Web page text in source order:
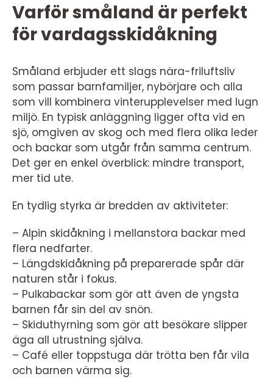
Varför småland är perfekt
för vardagsskidåkning
Småland erbjuder ett slags nära-friluftsliv
som passar barnfamiljer, nybörjare och alla
som vill kombinera vinterupplevelser med lugn
miljö. En typisk anläggning ligger ofta vid en
sjö, omgiven av skog och med flera olika leder
och backar som utgår från samma centrum.
Det ger en enkel överblick: mindre transport,
mer tid ute.
En tydlig styrka är bredden av aktiviteter:
– Alpin skidåkning i mellanstora backar med
flera nedfarter.
– Längdskidåkning på preparerade spår där
naturen står i fokus.
– Pulkabackar som gör att även de yngsta
barnen får sin del av snön.
– Skiduthyrning som gör att besökare slipper
äga all utrustning själva.
– Café eller toppstuga där trötta ben får vila
och barnen värma sig.